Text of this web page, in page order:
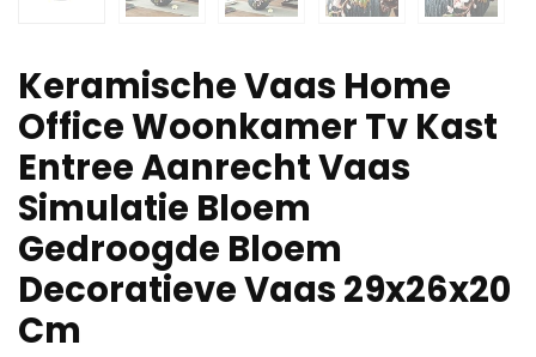
Keramische Vaas Home
Office Woonkamer Tv Kast
Entree Aanrecht Vaas
Simulatie Bloem
Gedroogde Bloem
Decoratieve Vaas 29x26x20
Cm